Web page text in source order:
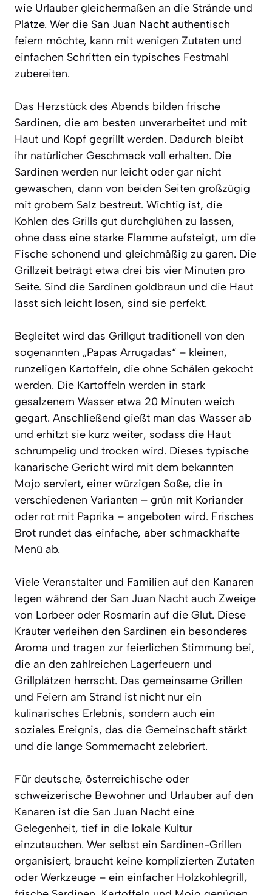
wie Urlauber gleichermaßen an die Strände und
Plätze. Wer die San Juan Nacht authentisch
feiern möchte, kann mit wenigen Zutaten und
einfachen Schritten ein typisches Festmahl
zubereiten.
Das Herzstück des Abends bilden frische
Sardinen, die am besten unverarbeitet und mit
Haut und Kopf gegrillt werden. Dadurch bleibt
ihr natürlicher Geschmack voll erhalten. Die
Sardinen werden nur leicht oder gar nicht
gewaschen, dann von beiden Seiten großzügig
mit grobem Salz bestreut. Wichtig ist, die
Kohlen des Grills gut durchglühen zu lassen,
ohne dass eine starke Flamme aufsteigt, um die
Fische schonend und gleichmäßig zu garen. Die
Grillzeit beträgt etwa drei bis vier Minuten pro
Seite. Sind die Sardinen goldbraun und die Haut
lässt sich leicht lösen, sind sie perfekt.
Begleitet wird das Grillgut traditionell von den
sogenannten „Papas Arrugadas“ – kleinen,
runzeligen Kartoffeln, die ohne Schälen gekocht
werden. Die Kartoffeln werden in stark
gesalzenem Wasser etwa 20 Minuten weich
gegart. Anschließend gießt man das Wasser ab
und erhitzt sie kurz weiter, sodass die Haut
schrumpelig und trocken wird. Dieses typische
kanarische Gericht wird mit dem bekannten
Mojo serviert, einer würzigen Soße, die in
verschiedenen Varianten – grün mit Koriander
oder rot mit Paprika – angeboten wird. Frisches
Brot rundet das einfache, aber schmackhafte
Menü ab.
Viele Veranstalter und Familien auf den Kanaren
legen während der San Juan Nacht auch Zweige
von Lorbeer oder Rosmarin auf die Glut. Diese
Kräuter verleihen den Sardinen ein besonderes
Aroma und tragen zur feierlichen Stimmung bei,
die an den zahlreichen Lagerfeuern und
Grillplätzen herrscht. Das gemeinsame Grillen
und Feiern am Strand ist nicht nur ein
kulinarisches Erlebnis, sondern auch ein
soziales Ereignis, das die Gemeinschaft stärkt
und die lange Sommernacht zelebriert.
Für deutsche, österreichische oder
schweizerische Bewohner und Urlauber auf den
Kanaren ist die San Juan Nacht eine
Gelegenheit, tief in die lokale Kultur
einzutauchen. Wer selbst ein Sardinen-Grillen
organisiert, braucht keine komplizierten Zutaten
oder Werkzeuge – ein einfacher Holzkohlegrill,